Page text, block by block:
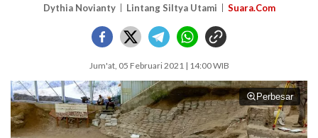
Dythia Novianty Lintang Siltya Utami Suara.Com
Jum'at, 05 Februari 2021 | 14:00 WIB
Perbesar